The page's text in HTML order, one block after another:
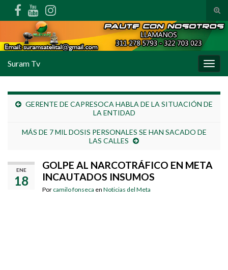
Suram Tv
GERENTE DE CAPRESOCA HABLA DE LA SITUACIÓN DE
LA ENTIDAD
MÁS DE 7 MIL DOSIS PERSONALES SE HAN SACADO DE
LAS CALLES
ENE
18
GOLPE AL NARCOTRÁFICO EN META
INCAUTADOS INSUMOS
Por camilo fonseca en Noticias del Meta